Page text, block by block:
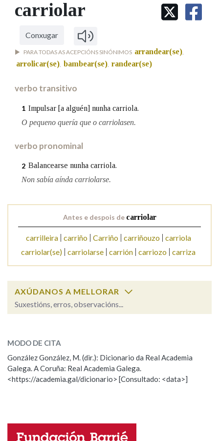
IDENTIDADE CORPORATIVA
MARCIAL DEL ADALID
FIGURAS HOMENAXEADAS
PRIMAVERA DAS LETRAS
Facebook
TwitterYoutubeInstagram
Bluesky
BUSCAR NOS LEMAS
Comeza por
Remata por
Contén
BUSCAR NO CONTIDO
Nas definicións
OUTRAS OPCIÓNS DE BUSCA
Marcas gramaticais
Pertence a
carriolar
Conxugar
PARA TODAS AS ACEPCIÓNS SINÓNIMOS arrandear(se),
arrolicar(se), bambear(se), randear(se)
verbo transitivo
1 Impulsar [a alguén] nunha carriola.
O pequeno quería que o carriolasen.
verbo pronominal
2 Balancearse nunha carriola.
Non sabía aínda carriolarse.
Antes e despois de carriolar
carrilleira carriño Carriño carriñouzo
carriola
carriolar(se) carriolarse carrión carriozo carriza
AXÚDANOS A MELLORAR
Suxestións, erros, observacións...
ESCOLLE UNHA OPCIÓN:
Observación Hai un erro na palabra
Propoño mellorar a definición
Nome
MODO DE CITA
González González, M. (dir.): Dicionario da Real Academia
Galega. A Coruña: Real Academia Galega.
<https://academia.gal/dicionario> [Consultado: <data>]